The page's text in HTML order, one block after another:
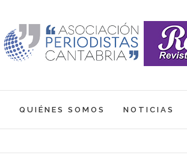
QUIÉNES SOMOS NOTICIAS